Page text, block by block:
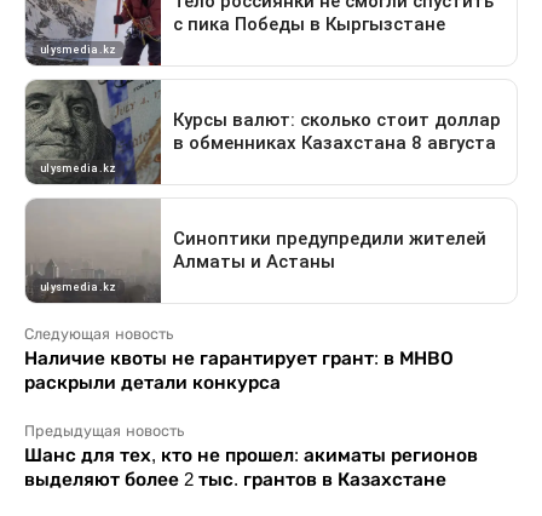
Следующая новость
Наличие квоты не гарантирует грант: в МНВО
раскрыли детали конкурса
Предыдущая новость
Шанс для тех, кто не прошел: акиматы регионов
выделяют более 2 тыс. грантов в Казахстане